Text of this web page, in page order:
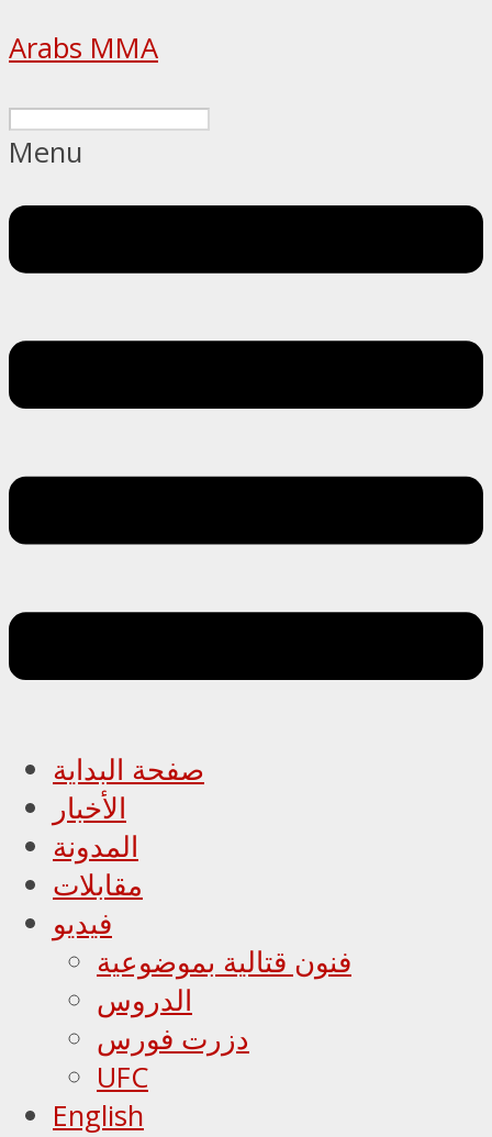
Arabs MMA
Menu
صفحة البداية
الأخبار
المدونة
مقابلات
فيديو
فنون قتالية بموضوعية
الدروس
دزرت فورس
UFC
English